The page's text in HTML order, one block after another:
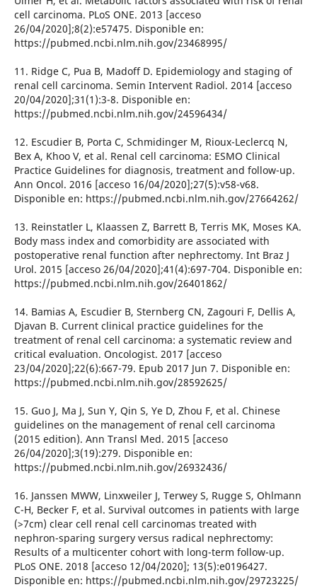
cell carcinoma. PLoS ONE. 2013 [acceso
26/04/2020];8(2):e57475. Disponible en:
https://pubmed.ncbi.nlm.nih.gov/23468995/
11. Ridge C, Pua B, Madoff D. Epidemiology and staging of
renal cell carcinoma. Semin Intervent Radiol. 2014 [acceso
20/04/2020];31(1):3-8. Disponible en:
https://pubmed.ncbi.nlm.nih.gov/24596434/
12. Escudier B, Porta C, Schmidinger M, Rioux-Leclercq N,
Bex A, Khoo V, et al. Renal cell carcinoma: ESMO Clinical
Practice Guidelines for diagnosis, treatment and follow-up.
Ann Oncol. 2016 [acceso 16/04/2020];27(5):v58-v68.
Disponible en: https://pubmed.ncbi.nlm.nih.gov/27664262/
13. Reinstatler L, Klaassen Z, Barrett B, Terris MK, Moses KA.
Body mass index and comorbidity are associated with
postoperative renal function after nephrectomy. Int Braz J
Urol. 2015 [acceso 26/04/2020];41(4):697-704. Disponible en:
https://pubmed.ncbi.nlm.nih.gov/26401862/
14. Bamias A, Escudier B, Sternberg CN, Zagouri F, Dellis A,
Djavan B. Current clinical practice guidelines for the
treatment of renal cell carcinoma: a systematic review and
critical evaluation. Oncologist. 2017 [acceso
23/04/2020];22(6):667-79. Epub 2017 Jun 7. Disponible en:
https://pubmed.ncbi.nlm.nih.gov/28592625/
15. Guo J, Ma J, Sun Y, Qin S, Ye D, Zhou F, et al. Chinese
guidelines on the management of renal cell carcinoma
(2015 edition). Ann Transl Med. 2015 [acceso
26/04/2020];3(19):279. Disponible en:
https://pubmed.ncbi.nlm.nih.gov/26932436/
16. Janssen MWW, Linxweiler J, Terwey S, Rugge S, Ohlmann
C-H, Becker F, et al. Survival outcomes in patients with large
(>7cm) clear cell renal cell carcinomas treated with
nephron-sparing surgery versus radical nephrectomy:
Results of a multicenter cohort with long-term follow-up.
PLoS ONE. 2018 [acceso 12/04/2020]; 13(5):e0196427.
Disponible en: https://pubmed.ncbi.nlm.nih.gov/29723225/